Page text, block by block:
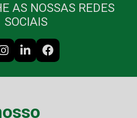
AS NOSSAS REDES
SOCIAIS